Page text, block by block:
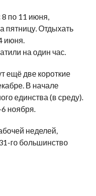
по 11 июня,
пятницу. Отдыхать
июня.
на один час.
ещё две короткие
В начале
единства (в среду).
ноября.
неделей,
го большинство